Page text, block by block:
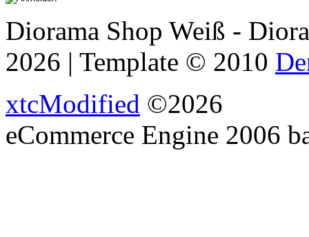
Diorama Shop Weiß -
2026 | Template © 2010
xtcModified ©2026
eCommerce Engine 2006